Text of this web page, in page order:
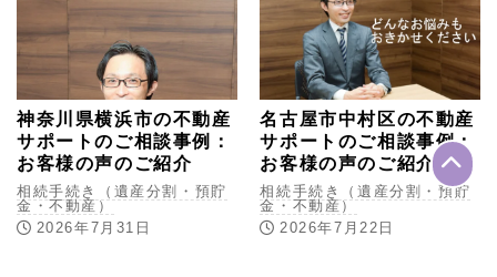
神奈川県横浜市の不動産
サポートのご相談事例：
お客様の声のご紹介
相続手続き（遺産分割・預貯
金・不動産）
2026年7月31日
名古屋市中村区の不動産
サポートのご相談事例：
お客様の声のご紹介
相続手続き（遺産分割・預貯
金・不動産）
2026年7月22日